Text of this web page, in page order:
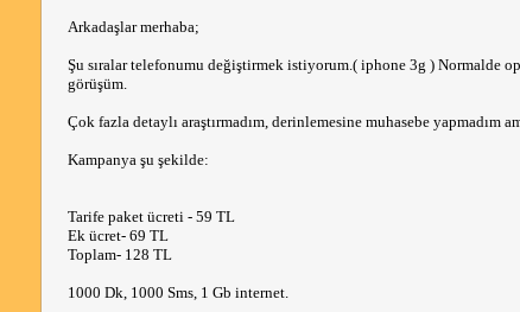
Arkadaşlar merhaba;
Şu sıralar telefonumu değiştirmek istiyorum.( iphone 3g ) Normalde
görüşüm.
Çok fazla detaylı araştırmadım, derinlemesine muhasebe
Kampanya şu şekilde:
Tarife paket ücreti - 59 TL
Ek ücret- 69 TL
Toplam- 128 TL
1000 Dk, 1000 Sms, 1 Gb internet.